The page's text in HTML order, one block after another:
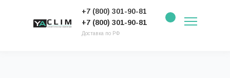
Доставка по РФ
+7 (800) 301-90-81
+7 (800) 301-90-81
VRF системы → Канальные VRF блоки